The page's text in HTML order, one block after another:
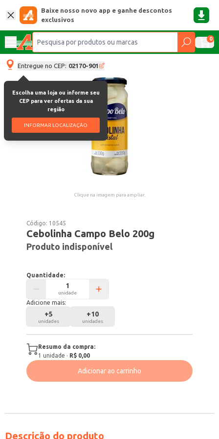
Baixe nosso novo app e ganhe descontos
exclusivos
0
Entregue no CEP: 02170-901
Escolha uma loja ou informe seu
CEP para ver ofertas da sua
região
INFORMAR LOCALIZAÇÃO
Clique na imagem para ampliar.
Código: 10545
Cebolinha Campo Belo 200g
Produto indisponível
Quantidade:
unidade
Adicione mais:
+5
unidades
+10
unidades
Resumo da compra:
1 unidade · R$ 0,00
Adicionar ao carrinho
Descrição do produto